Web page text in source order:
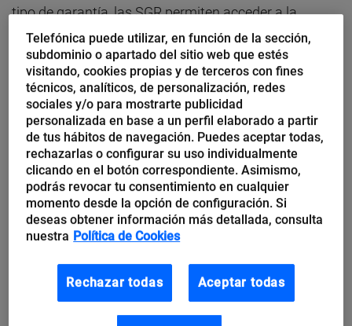
tipo de garantía, las SGR permiten acceder a la
financiación bancaria en mejores condiciones de
tipos de interés y plazos de devolución.
Socios partícipes y protectores
En este sentido, las Sociedades de Garantía
Recíproca sonentidades financieras sin ánimo de
lucro, supervisadas por el Banco de España (BdE),
que están constituidas por dos tipos de socios:
partícipes y protectores.
socios partícipesson pequeñas y medianas
empresas y autónomos a los que la entidad puede
Telefónica puede utilizar, en función de la sección,
subdominio o apartado del sitio web que estés
visitando, cookies propias y de terceros con fines
técnicos, analíticos, de personalización, redes
sociales y/o para mostrarte publicidad
personalizada en base a un perfil elaborado a partir
de tus hábitos de navegación. Puedes aceptar todas,
rechazarlas o configurar su uso individualmente
clicando en el botón correspondiente. Asimismo,
podrás revocar tu consentimiento en cualquier
momento desde la opción de configuración. Si
deseas obtener información más detallada, consulta
nuestra Política de Cookies
Rechazar todas Aceptar todas